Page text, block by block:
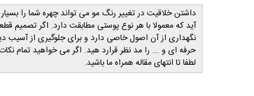
داشتن خلاقیت در تغییر رنگ مو می تواند چهره شما را
آید که معمولا با هر نوع پوستی مطابقت دارد. اگر تصمیم
نگهداری از آن اصول خاصی دارد و برای جلوگیری از آسیب
حرفه ای و ... را مد نظر قرارد هید. اگر می خواهید تمام
لطفا تا انتهای مقاله همراه ما باشید.